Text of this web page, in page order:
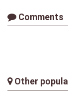
Comments
Other